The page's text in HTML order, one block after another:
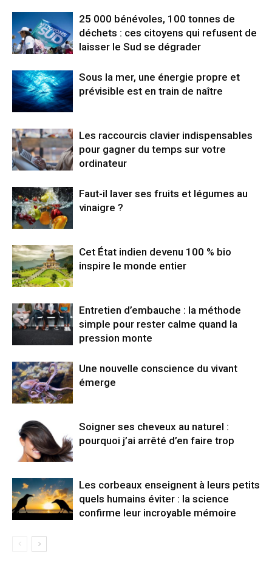
25 000 bénévoles, 100 tonnes de
déchets : ces citoyens qui refusent de
laisser le Sud se dégrader
Sous la mer, une énergie propre et
prévisible est en train de naître
Les raccourcis clavier indispensables
pour gagner du temps sur votre
ordinateur
Faut-il laver ses fruits et légumes au
vinaigre ?
Cet État indien devenu 100 % bio
inspire le monde entier
Entretien d’embauche : la méthode
simple pour rester calme quand la
pression monte
Une nouvelle conscience du vivant
émerge
Soigner ses cheveux au naturel :
pourquoi j’ai arrêté d’en faire trop
Les corbeaux enseignent à leurs petits
quels humains éviter : la science
confirme leur incroyable mémoire